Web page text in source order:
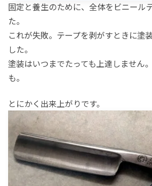
固定と養生のために、全体をビニール
た。
これが失敗。テープを剥がすときに塗
した。
塗装はいつまでたっても上達しません
も。
とにかく出来上がりです。